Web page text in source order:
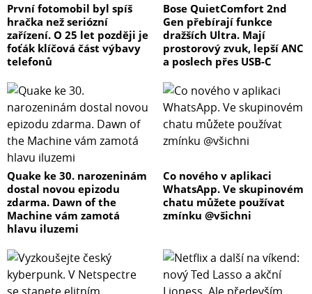
První fotomobil byl spíš
hračka než seriózní
zařízení. O 25 let později je
foťák klíčová část výbavy
telefonů
Bose QuietComfort 2nd
Gen přebírají funkce
dražších Ultra. Mají
prostorový zvuk, lepší ANC
a poslech přes USB-C
Quake ke 30. narozeninám
dostal novou epizodu
zdarma. Dawn of the
Machine vám zamotá
hlavu iluzemi
Co nového v aplikaci
WhatsApp. Ve skupinovém
chatu můžete používat
zmínku @všichni